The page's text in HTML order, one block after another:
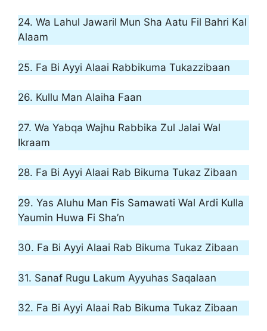
24. Wa Lahul Jawaril Mun Sha Aatu Fil Bahri Kal
Alaam
25. Fa Bi Ayyi Alaai Rabbikuma Tukazzibaan
26. Kullu Man Alaiha Faan
27. Wa Yabqa Wajhu Rabbika Zul Jalai Wal
Ikraam
28. Fa Bi Ayyi Alaai Rab Bikuma Tukaz Zibaan
29. Yas Aluhu Man Fis Samawati Wal Ardi Kulla
Yaumin Huwa Fi Sha’n
30. Fa Bi Ayyi Alaai Rab Bikuma Tukaz Zibaan
31. Sanaf Rugu Lakum Ayyuhas Saqalaan
32. Fa Bi Ayyi Alaai Rab Bikuma Tukaz Zibaan